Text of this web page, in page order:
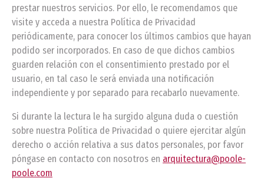
prestar nuestros servicios. Por ello, le recomendamos que
visite y acceda a nuestra Política de Privacidad
periódicamente, para conocer los últimos cambios que hayan
podido ser incorporados. En caso de que dichos cambios
guarden relación con el consentimiento prestado por el
usuario, en tal caso le será enviada una notificación
independiente y por separado para recabarlo nuevamente.
Si durante la lectura le ha surgido alguna duda o cuestión
sobre nuestra Política de Privacidad o quiere ejercitar algún
derecho o acción relativa a sus datos personales, por favor
póngase en contacto con nosotros en arquitectura@poole-
poole.com